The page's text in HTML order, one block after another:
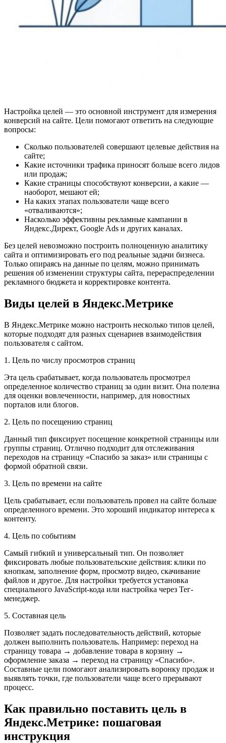
Настройка целей — это основной инструмент для измерения
конверсий на сайте. Цели помогают ответить на следующие
вопросы:
Сколько пользователей совершают целевые действия на
сайте;
Какие источники трафика приносят больше всего лидов
или продаж;
Какие страницы способствуют конверсии, а какие —
наоборот, мешают ей;
На каких этапах пользователи чаще всего
«отваливаются»;
Насколько эффективны рекламные кампании в
Яндекс.Директ, Google Ads и других каналах.
Без целей невозможно построить полноценную аналитику
сайта и оптимизировать его под реальные задачи бизнеса.
Только опираясь на данные по целям, можно принимать
решения об изменении структуры сайта, перераспределении
рекламного бюджета и корректировке контента.
Виды целей в Яндекс.Метрике
В Яндекс.Метрике можно настроить несколько типов целей,
которые подходят для разных сценариев взаимодействия
пользователя с сайтом.
1. Цель по числу просмотров страниц
Эта цель срабатывает, когда пользователь просмотрел
определенное количество страниц за один визит. Она полезна
для оценки вовлеченности, например, для новостных
порталов или блогов.
2. Цель по посещению страниц
Данный тип фиксирует посещение конкретной страницы или
группы страниц. Отлично подходит для отслеживания
переходов на страницу «Спасибо за заказ» или страницы с
формой обратной связи.
3. Цель по времени на сайте
Цель срабатывает, если пользователь провел на сайте больше
определенного времени. Это хороший индикатор интереса к
контенту.
4. Цель по событиям
Самый гибкий и универсальный тип. Он позволяет
фиксировать любые пользовательские действия: клики по
кнопкам, заполнение форм, просмотр видео, скачивание
файлов и другое. Для настройки требуется установка
специального JavaScript-кода или настройка через Тег-
менеджер.
5. Составная цель
Позволяет задать последовательность действий, которые
должен выполнить пользователь. Например: переход на
страницу товара → добавление товара в корзину →
оформление заказа → переход на страницу «Спасибо».
Составные цели помогают анализировать воронку продаж и
выявлять точки, где пользователи чаще всего прерывают
процесс.
Как правильно поставить цель в
Яндекс.Метрике: пошаговая
инструкция